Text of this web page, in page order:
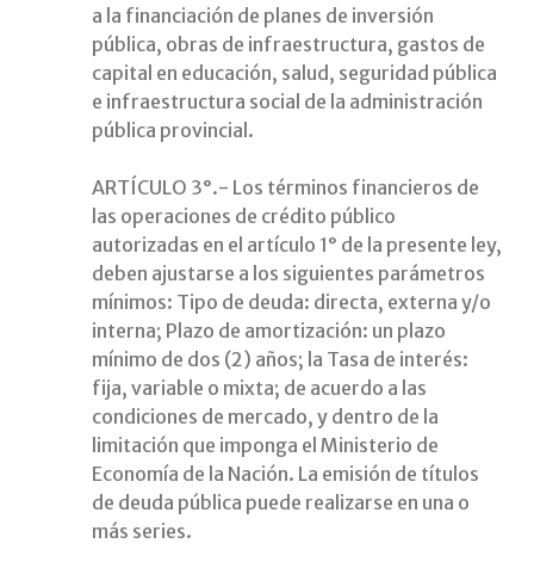
a la financiación de planes de inversión
pública, obras de infraestructura, gastos de
capital en educación, salud, seguridad pública
e infraestructura social de la administración
pública provincial.
ARTÍCULO 3°.- Los términos financieros de
las operaciones de crédito público
autorizadas en el artículo 1° de la presente ley,
deben ajustarse a los siguientes parámetros
mínimos: Tipo de deuda: directa, externa y/o
interna; Plazo de amortización: un plazo
mínimo de dos (2) años; la Tasa de interés:
fija, variable o mixta; de acuerdo a las
condiciones de mercado, y dentro de la
limitación que imponga el Ministerio de
Economía de la Nación. La emisión de títulos
de deuda pública puede realizarse en una o
más series.